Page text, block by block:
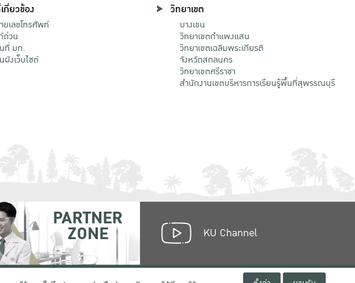
กี่ยวข้อง
ยเลขโทรศัพท์
ด่วน
ที่ มก.
ผังเว็บไซต์
วิทยาเขต
บางเขน
วิทยาเขตกําแพงแสน
วิทยาเขตเฉลิมพระเกียรติ
จังหวัดสกลนคร
วิทยาเขตศรีราชา
สำนักงานเขตบริหารการเรียนรู้พื้นที่สุพรรณบุรี
PARTNER
ZONE KU Channel